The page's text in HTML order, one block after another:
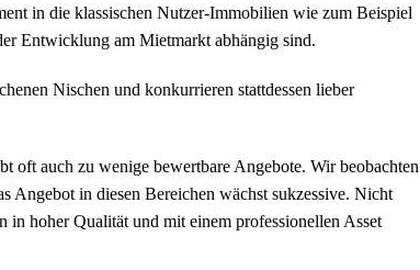
in die klassischen Nutzer-Immobilien wie zum Beispiel
Entwicklung am Mietmarkt abhängig sind.
Nischen und konkurrieren stattdessen lieber
oft auch zu wenige bewertbare Angebote. Wir beobachten
Angebot in diesen Bereichen wächst sukzessive. Nicht
in hoher Qualität und mit einem professionellen Asset